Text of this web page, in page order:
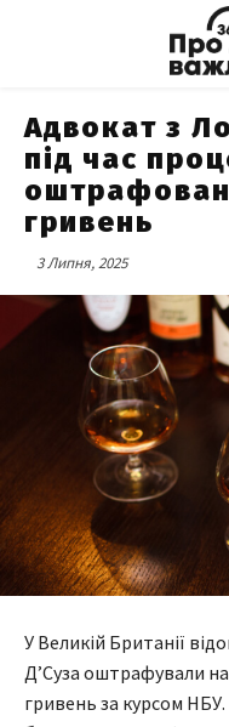
Адвокат з
під час
гривень
3 Липня, 2025
У Великій Британії
Д’Суза оштрафували
гривень за курсом